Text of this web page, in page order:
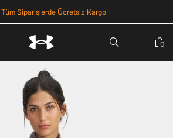
Tüm Siparişlerde Ücretsiz Kargo
0